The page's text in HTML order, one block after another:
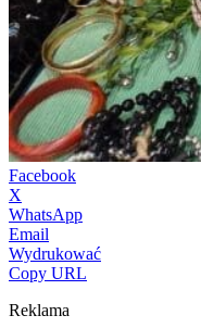
Facebook
X
WhatsApp
Email
Wydrukować
Copy URL
Reklama